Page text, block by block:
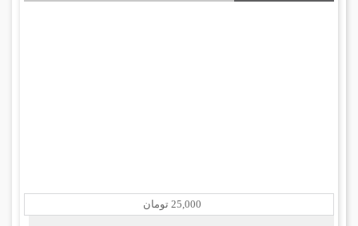
25,000 تومان